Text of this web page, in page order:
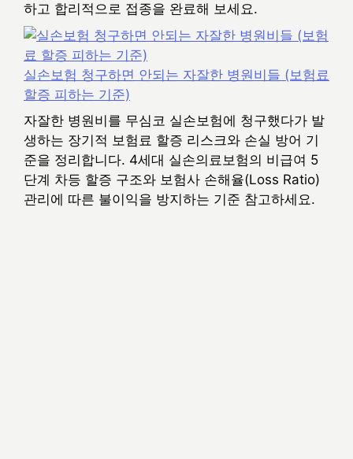
하고 합리적으로 접종을 완료해 보세요.
실손보험 청구하면 안되는 자잘한 병원비들 (보험료
할증 피하는 기준)
자잘한 병원비를 무심코 실손보험에 청구했다가 발
생하는 장기적 보험료 할증 리스크와 손실 방어 기
준을 정리합니다. 4세대 실손의료보험의 비급여 5
단계 차등 할증 구조와 보험사 손해율(Loss Ratio)
관리에 따른 불이익을 방지하는 기준 참고하세요.